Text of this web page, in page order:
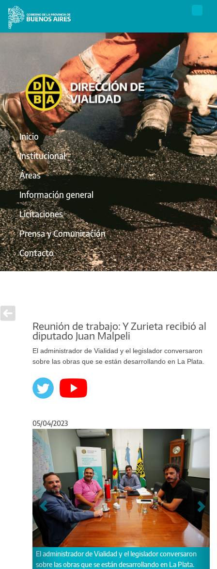
Inicio
Institucional
Áreas
Información general
Licitaciones
Prensa y Comunicación
Contacto
Reunión de trabajo: Y Zurieta recibió al
diputado Juan Malpeli
El administrador de Vialidad y el legislador conversaron
sobre las obras que se están desarrollando en La Plata.
05/04/2023
El administrador de Vialidad y el legislador conversaron
sobre las obras que se están desarrollando en La Plata.
Anterior